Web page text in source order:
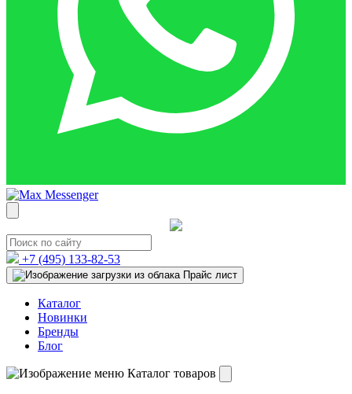
+7 (495) 133-82-53
Прайс лист
Каталог
Новинки
Бренды
Блог
Каталог товаров